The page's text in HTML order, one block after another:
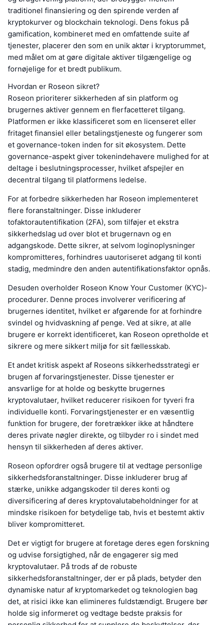
traditionel finansiering og den spirende verden af
kryptokurver og blockchain teknologi. Dens fokus på
gamification, kombineret med en omfattende suite af
tjenester, placerer den som en unik aktør i kryptorummet,
med målet om at gøre digitale aktiver tilgængelige og
fornøjelige for et bredt publikum.
Hvordan er Roseon sikret?
Roseon prioriterer sikkerheden af sin platform og
brugernes aktiver gennem en flerfacetteret tilgang.
Platformen er ikke klassificeret som en licenseret eller
fritaget finansiel eller betalingstjeneste og fungerer som
et governance-token inden for sit økosystem. Dette
governance-aspekt giver tokenindehavere mulighed for at
deltage i beslutningsprocesser, hvilket afspejler en
decentral tilgang til platformens ledelse.
For at forbedre sikkerheden har Roseon implementeret
flere foranstaltninger. Disse inkluderer
tofaktorautentifikation (2FA), som tilføjer et ekstra
sikkerhedslag ud over blot et brugernavn og en
adgangskode. Dette sikrer, at selvom loginoplysninger
kompromitteres, forhindres uautoriseret adgang til konti
stadig, medmindre den anden autentifikationsfaktor opnås.
Desuden overholder Roseon Know Your Customer (KYC)-
procedurer. Denne proces involverer verificering af
brugernes identitet, hvilket er afgørende for at forhindre
svindel og hvidvaskning af penge. Ved at sikre, at alle
brugere er korrekt identificeret, kan Roseon opretholde et
sikrere og mere sikkert miljø for sit fællesskab.
Et andet kritisk aspekt af Roseons sikkerhedsstrategi er
brugen af forvaringstjenester. Disse tjenester er
ansvarlige for at holde og beskytte brugernes
kryptovalutaer, hvilket reducerer risikoen for tyveri fra
individuelle konti. Forvaringstjenester er en væsentlig
funktion for brugere, der foretrækker ikke at håndtere
deres private nøgler direkte, og tilbyder ro i sindet med
hensyn til sikkerheden af deres aktiver.
Roseon opfordrer også brugere til at vedtage personlige
sikkerhedsforanstaltninger. Disse inkluderer brug af
stærke, unikke adgangskoder til deres konti og
diversificering af deres kryptovalutabeholdninger for at
mindske risikoen for betydelige tab, hvis et bestemt aktiv
bliver kompromitteret.
Det er vigtigt for brugere at foretage deres egen forskning
og udvise forsigtighed, når de engagerer sig med
kryptovalutaer. På trods af de robuste
sikkerhedsforanstaltninger, der er på plads, betyder den
dynamiske natur af kryptomarkedet og teknologien bag
det, at risici ikke kan elimineres fuldstændigt. Brugere bør
holde sig informeret og vedtage bedste praksis for